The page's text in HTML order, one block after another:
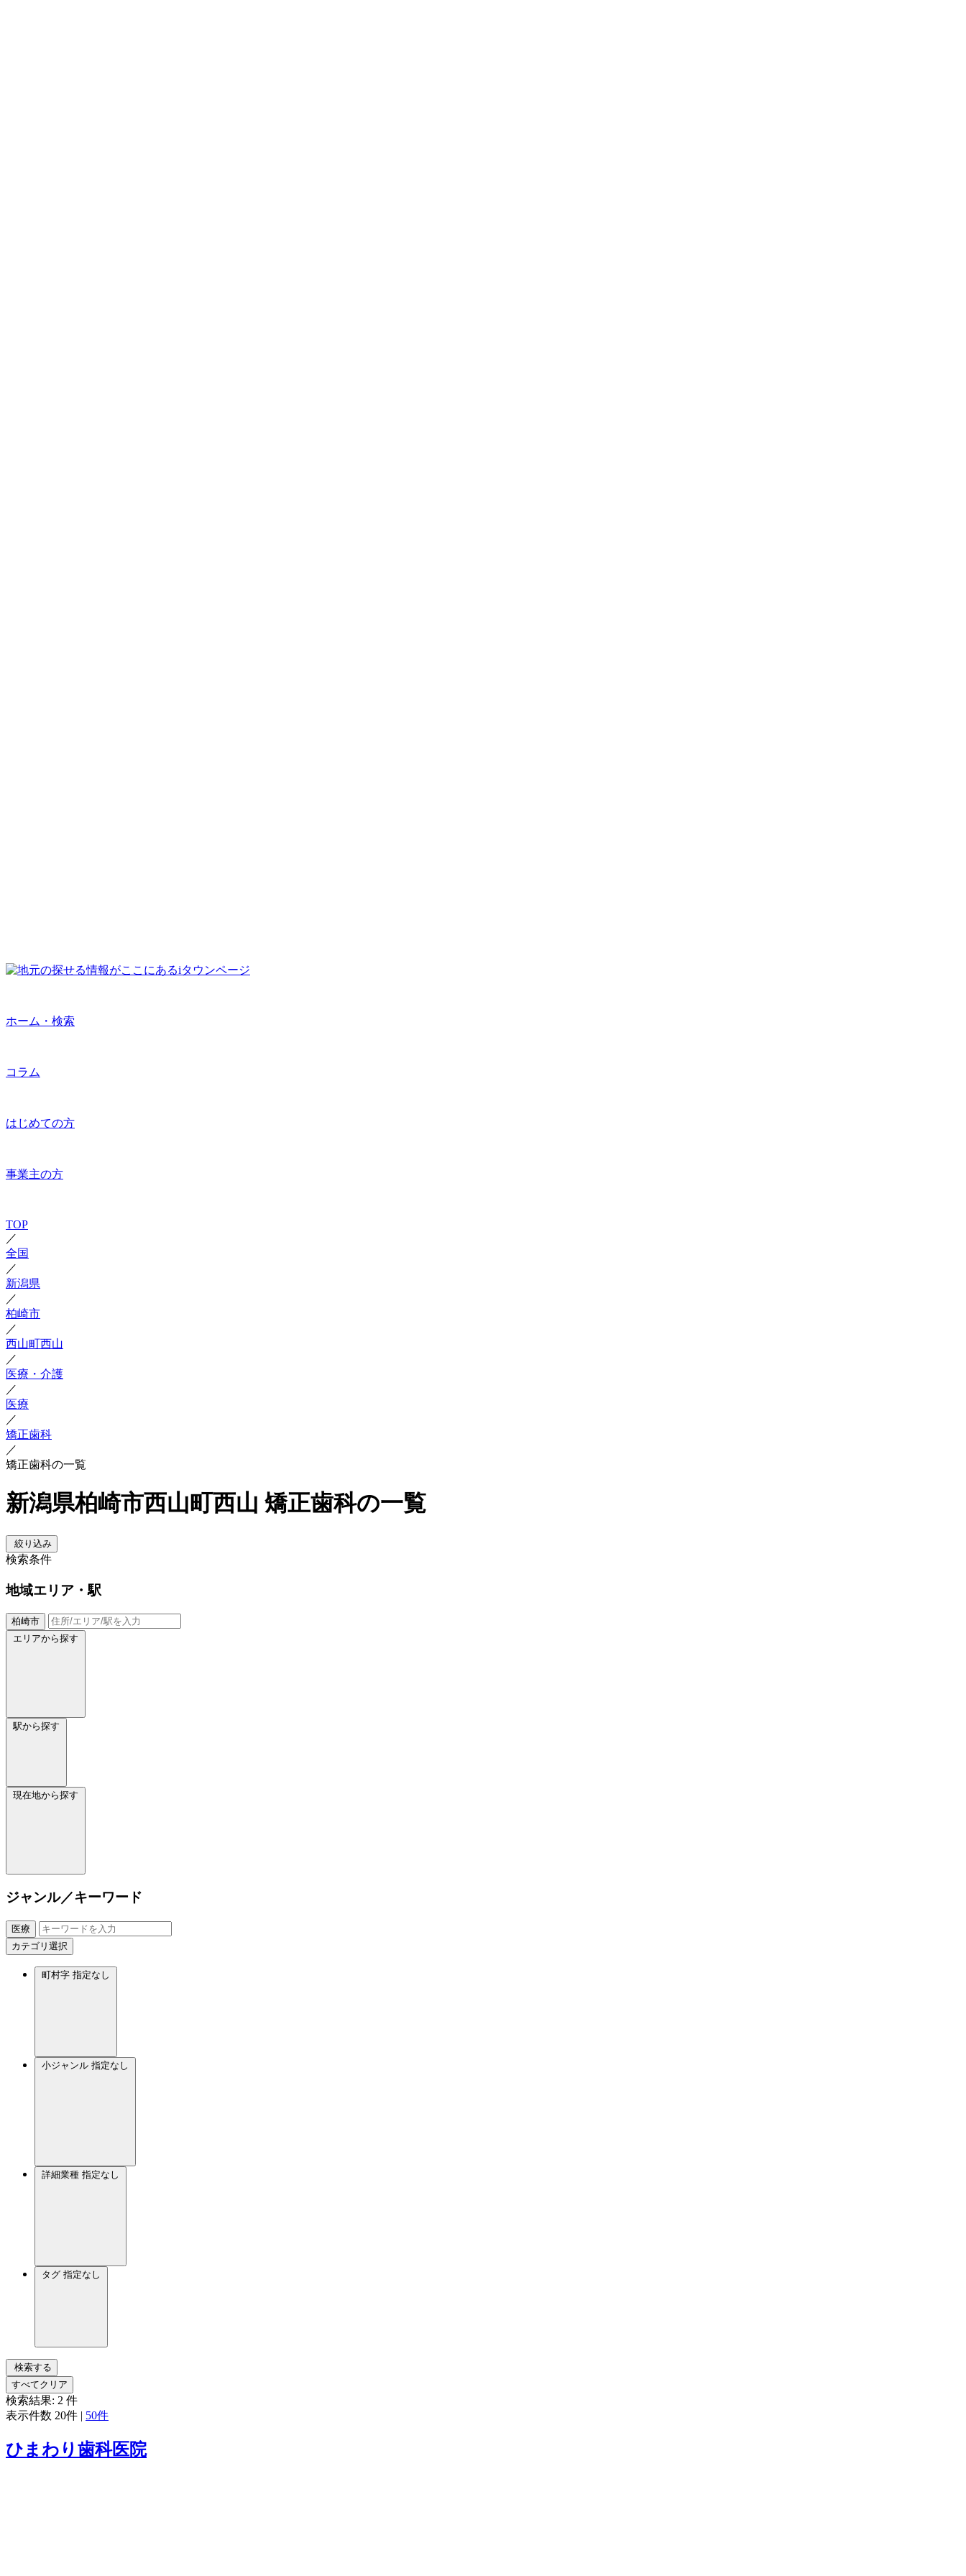
ホーム・検索
コラム
はじめての方
事業主の方
TOP
／
全国
／
新潟県
／
柏崎市
／
西山町西山
／
医療・介護
／
医療
／
矯正歯科
／
矯正歯科の一覧
新潟県柏崎市西山町西山 矯正歯科の一覧
絞り込み
検索条件
地域エリア・駅
柏崎市
エリアから探す
駅から探す
現在地から探す
ジャンル／キーワード
医療
カテゴリ選択
町村字 指定なし
小ジャンル 指定なし
詳細業種 指定なし
タグ 指定なし
検索する
すべてクリア
検索結果: 2 件
表示件数 20件 | 50件
ひまわり歯科医院